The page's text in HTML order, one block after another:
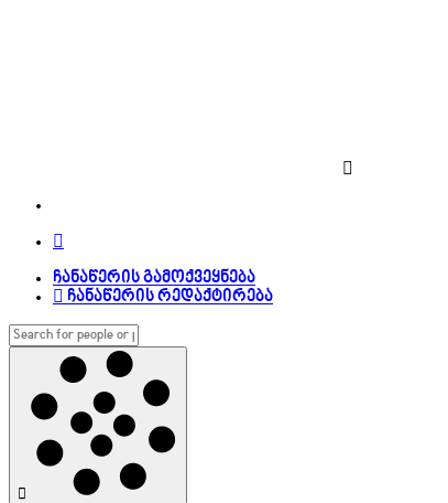
ჩანაწერის გამოქვეყნება
ჩანაწერის რედაქტირება